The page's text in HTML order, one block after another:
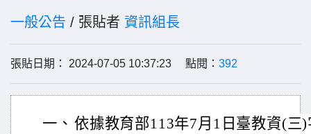
一般公告 / 張貼者 資訊組長
張貼日期： 2024-07-05 10:37:23 點閱： 392
一、 依據教育部113年7月1日臺教資(三